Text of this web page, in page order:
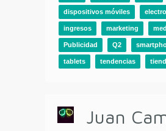
dispositivos móviles
ingresos marketing
Publicidad Q2
tablets tendencias
Juan